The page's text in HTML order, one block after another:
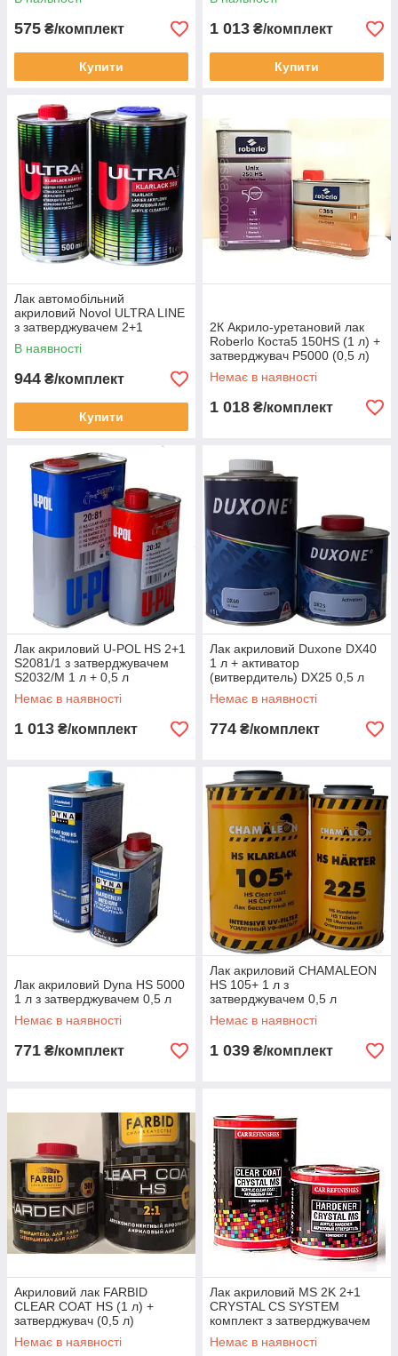
575 ₴/комплект
Купити
1 013 ₴/комплект
Купити
Лак автомобільний
акриловий Novol ULTRA LINE
з затверджувачем 2+1
комплект 1.5 л
В наявності
944 ₴/комплект
Купити
2К Акрило-уретановий лак
Roberlo Коста5 150HS (1 л) +
затверджувач Р5000 (0,5 л)
Немає в наявності
1 018 ₴/комплект
Лак акриловий U-POL HS 2+1
S2081/1 з затверджувачем
S2032/M 1 л + 0,5 л
Немає в наявності
1 013 ₴/комплект
Лак акриловий Duxone DX40
1 л + активатор
(витвердитель) DX25 0,5 л
Немає в наявності
774 ₴/комплект
Лак акриловий Dyna HS 5000
1 л з затверджувачем 0,5 л
Немає в наявності
771 ₴/комплект
Лак акриловий CHAMALEON
HS 105+ 1 л з
затверджувачем 0,5 л
Немає в наявності
1 039 ₴/комплект
Акриловий лак FARBID
CLEAR COAT HS (1 л) +
затверджувач (0,5 л)
Немає в наявності
Лак акриловий MS 2K 2+1
CRYSTAL CS SYSTEM
комплект з затверджувачем
1.5 л.
Немає в наявності